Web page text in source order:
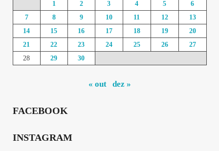
1 2 3 4 5
6
7
8 9 10 11 12
13
14
15 16 17 18 19
20
21
22 23 24 25 26
27
28
29 30
« out dez »
FACEBOOK
INSTAGRAM